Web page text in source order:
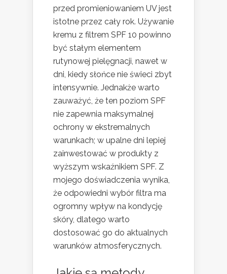
przed promieniowaniem UV jest
istotne przez cały rok. Używanie
kremu z filtrem SPF 10 powinno
być stałym elementem
rutynowej pielęgnacji, nawet w
dni, kiedy słońce nie świeci zbyt
intensywnie. Jednakże warto
zauważyć, że ten poziom SPF
nie zapewnia maksymalnej
ochrony w ekstremalnych
warunkach; w upalne dni lepiej
zainwestować w produkty z
wyższym wskaźnikiem SPF. Z
mojego doświadczenia wynika,
że odpowiedni wybór filtra ma
ogromny wpływ na kondycję
skóry, dlatego warto
dostosować go do aktualnych
warunków atmosferycznych.